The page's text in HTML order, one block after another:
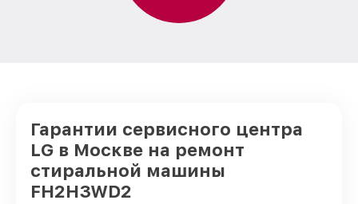
Гарантии сервисного центра
LG в Москве на ремонт
стиральной машины
FH2H3WD2